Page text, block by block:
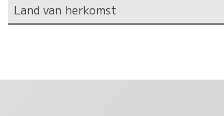
Land van herkomst